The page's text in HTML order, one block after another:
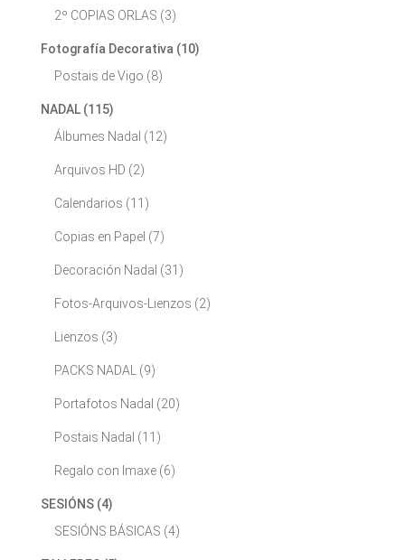
2º COPIAS ORLAS (3)
Fotografía Decorativa (10)
Postais de Vigo (8)
NADAL (115)
Álbumes Nadal (12)
Arquivos HD (2)
Calendarios (11)
Copias en Papel (7)
Decoración Nadal (31)
Fotos-Arquivos-Lienzos (2)
Lienzos (3)
PACKS NADAL (9)
Portafotos Nadal (20)
Postais Nadal (11)
Regalo con Imaxe (6)
SESIÓNS (4)
SESIÓNS BÁSICAS (4)